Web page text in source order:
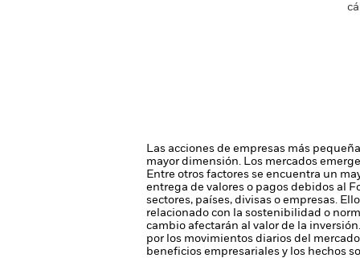
Las acciones de empresas más
mayor dimensión. Los mercados
Entre otros factores se encuentra un
entrega de valores o pagos debidos al
sectores, países, divisas o empresas.
relacionado con la sostenibilidad o
cambio afectarán al valor de la inversión.
por los movimientos diarios del
beneficios empresariales y los hechos